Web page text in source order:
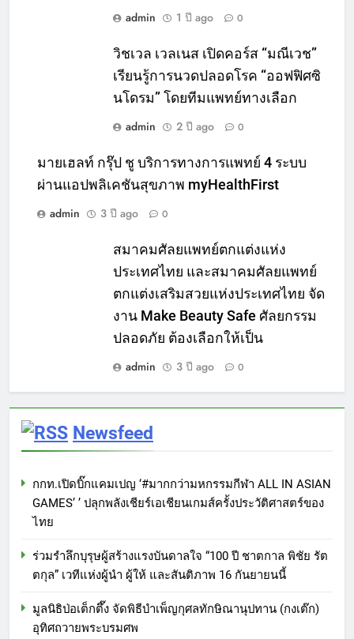
admin
1 ปี ago 0
วิชเวล เวลเนส เปิดคอร์ส “มณีเวช”
เรียนรู้การนวดปลอดโรค “ออฟฟิศซิ
นโดรม” โดยทีมแพทย์ทางเลือก
admin
2 ปี ago 0
มายเฮลท์ กรุ๊ป ชู บริการทางการแพทย์ 4 ระบบ
ผ่านแอปพลิเคชันสุขภาพ myHealthFirst
admin
3 ปี ago 0
สมาคมศัลยแพทย์ตกแต่งแห่ง
ประเทศไทย และสมาคมศัลยแพทย์
ตกแต่งเสริมสวยแห่งประเทศไทย จัด
งาน Make Beauty Safe ศัลยกรรม
ปลอดภัย ต้องเลือกให้เป็น
admin
3 ปี ago 0
Newsfeed
กกท.เปิดบิ๊กแคมเปญ ‘#มากกว่ามหกรรมกีฬา ALL IN ASIAN
GAMES’ ’ ปลุกพลังเชียร์เอเชียนเกมส์ครั้งประวัติศาสตร์ของ
ไทย
ร่วมรำลึกบุรุษผู้สร้างแรงบันดาลใจ “100 ปี ชาตกาล พิชัย รัต
ตกุล” เวทีแห่งผู้นำ ผู้ให้ และสันติภาพ 16 กันยายนนี้
มูลนิธิป่อเต็กตึ๊ง จัดพิธีบำเพ็ญกุศลทักษิณานุปทาน (กงเต๊ก)
อุทิศถวายพระบรมศพ